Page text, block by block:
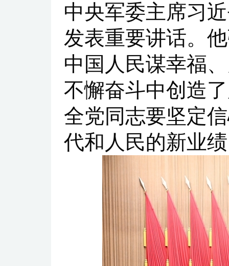
中央军委主席习
发表重要讲话。
中国人民谋幸福
不懈奋斗中创造
全党同志要坚定
代和人民的新业